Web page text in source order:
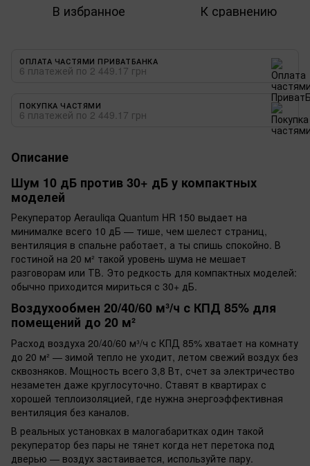
В избранное К сравнению
ОПЛАТА ЧАСТЯМИ ПРИВАТБАНКА
6 платежей по 2 449.17 грн
ПОКУПКА ЧАСТЯМИ
6 платежей по 2 449.17 грн
Описание
Шум 10 дБ против 30+ дБ у компактных
моделей
Рекуператор Aerauliqa Quantum HR 150 выдает на
минималке всего 10 дБ — тише, чем шелест страниц,
вентиляция в спальне работает, а ты спишь спокойно. В
гостиной на 20 м² такой уровень шума не мешает
разговорам или ТВ. Это редкость для компактных моделей:
обычно приходится мириться с 30+ дБ.
Воздухообмен 20/40/60 м³/ч с КПД 85% для
помещений до 20 м²
Расход воздуха 20/40/60 м³/ч с КПД 85% хватает на комнату
до 20 м² — зимой тепло не уходит, летом свежий воздух без
сквозняков. Мощность всего 3,8 Вт, счет за электричество
незаметен даже круглосуточно. Ставят в квартирах с
хорошей теплоизоляцией, где нужна энергоэффективная
вентиляция без каналов.
В реальных установках в малогабаритках один такой
рекуператор без пары не тянет когда нет перетока под
дверью — воздух застаивается, используйте пару.